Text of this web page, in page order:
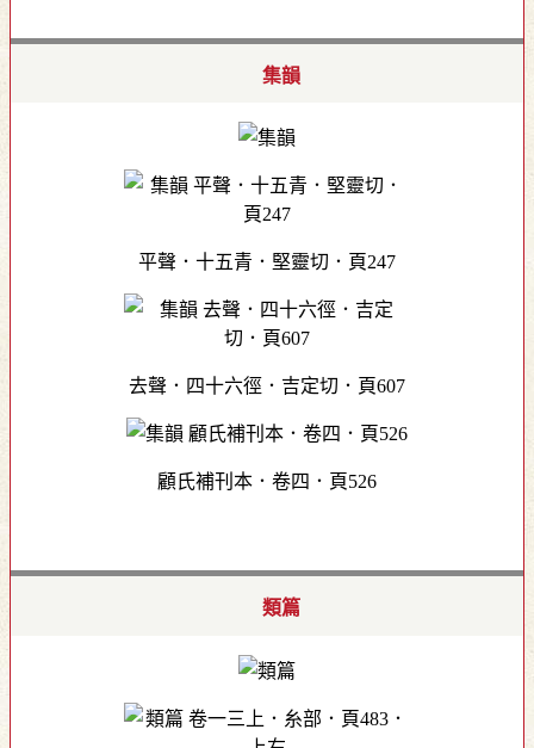
集韻
平聲．十五青．堅靈切．頁247
去聲．四十六徑．吉定切．頁607
顧氏補刊本．卷四．頁526
類篇